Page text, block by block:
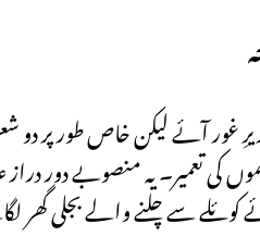
غور آئے لیکن خاص طور پر دو
کی تعمیر۔ یہ منصوبے دور
سے چلنے والے بجلی گھر